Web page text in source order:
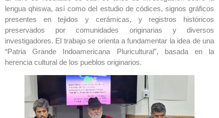
lengua qhiswa, así como del estudio de códices, signos gráficos
presentes en tejidos y cerámicas, y registros históricos
preservados por comunidades originarias y diversos
investigadores. El trabajo se orienta a fundamentar la idea de una
“Patria Grande Indoamericana Pluricultural”, basada en la
herencia cultural de los pueblos originarios.